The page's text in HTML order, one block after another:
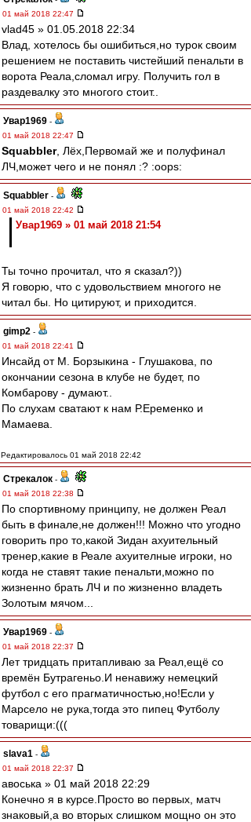
01 май 2018 22:47
vlad45 » 01.05.2018 22:34
Влад, хотелось бы ошибиться,но турок своим
решением не поставить чистейший пенальти в
ворота Реала,сломал игру. Получить гол в
раздевалку это многого стоит..
Увар1969 -
01 май 2018 22:47
Squabbler, Лёх,Первомай же и полуфинал
ЛЧ,может чего и не понял :? :oops:
Squabbler -
01 май 2018 22:42
Увар1969 » 01 май 2018 21:54
Ты точно прочитал, что я сказал?))
Я говорю, что с удовольствием многого не
читал бы. Но цитируют, и приходится.
gimp2 -
01 май 2018 22:41
Инсайд от М. Борзыкина - Глушакова, по
окончании сезона в клубе не будет, по
Комбарову - думают..
По слухам сватают к нам Р.Еременко и
Мамаева.
Редактировалось 01 май 2018 22:42
Стрекалок -
01 май 2018 22:38
По спортивному принципу, не должен Реал
быть в финале,не должен!!! Можно что угодно
говорить про то,какой Зидан ахуительный
тренер,какие в Реале ахуителные игроки, но
когда не ставят такие пенальти,можно по
жизненно брать ЛЧ и по жизненно владеть
Золотым мячом...
Увар1969 -
01 май 2018 22:37
Лет тридцать притапливаю за Реал,ещё со
времён Бутрагеньо.И ненавижу немецкий
футбол с его прагматичностью,но!Если у
Марсело не рука,тогда это пипец Футболу
товарищи:(((
slava1 -
01 май 2018 22:37
авоська » 01 май 2018 22:29
Конечно я в курсе.Просто во первых, матч
знаковый,а во вторых слишком мощно он это